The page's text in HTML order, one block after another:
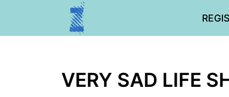
VERY SAD LIFE